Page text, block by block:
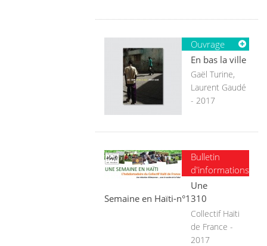
Ouvrage
En bas la ville
Gaël Turine,
Laurent Gaudé
- 2017
Bulletin
d'informations
Une
Semaine en Haïti-n°1310
Collectif Haïti
de France -
2017